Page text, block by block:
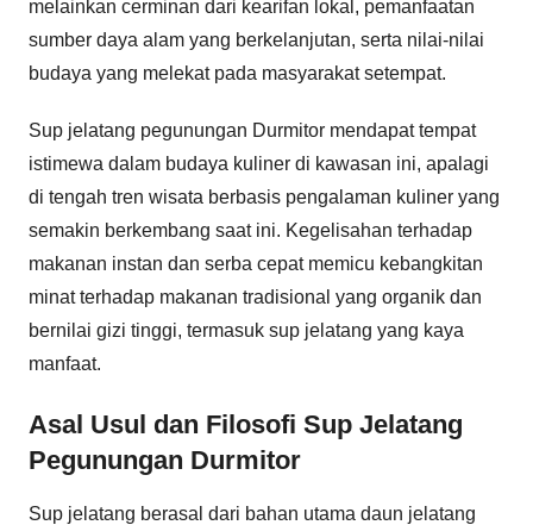
melainkan cerminan dari kearifan lokal, pemanfaatan
sumber daya alam yang berkelanjutan, serta nilai-nilai
budaya yang melekat pada masyarakat setempat.
Sup jelatang pegunungan Durmitor mendapat tempat
istimewa dalam budaya kuliner di kawasan ini, apalagi
di tengah tren wisata berbasis pengalaman kuliner yang
semakin berkembang saat ini. Kegelisahan terhadap
makanan instan dan serba cepat memicu kebangkitan
minat terhadap makanan tradisional yang organik dan
bernilai gizi tinggi, termasuk sup jelatang yang kaya
manfaat.
Asal Usul dan Filosofi Sup Jelatang
Pegunungan Durmitor
Sup jelatang berasal dari bahan utama daun jelatang